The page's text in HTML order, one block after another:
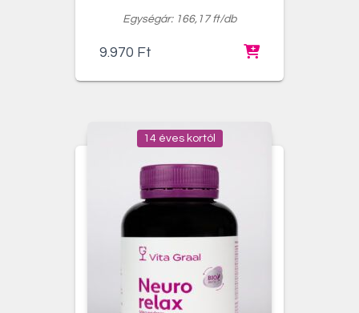
Egységár: 166,17 ft/db
9.970 Ft
14 éves kortól